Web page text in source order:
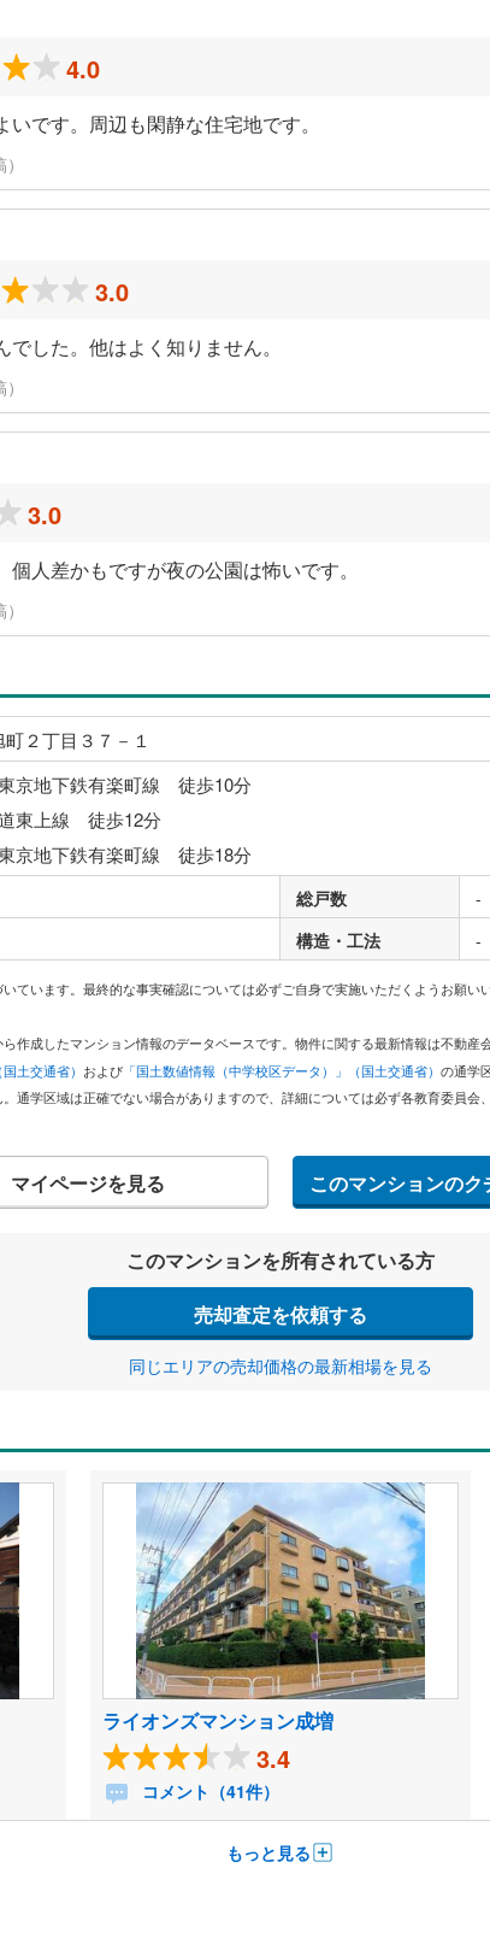
4.0
です。周辺も閑静な住宅地です。
3.0
した。他はよく知りません。
3.0
人差かもですが夜の公園は怖いです。
２丁目３７－１
京地下鉄有楽町線 徒歩10分
東上線 徒歩12分
京地下鉄有楽町線 徒歩18分
総戸数
-
構造・工法 -
ています。最終的な事実確認については必ずご自身で実施いただくようお願いい
作成したマンション情報のデータベースです。物件に関する最新情報は不動産
土交通省） および 「国土数値情報（中学校区データ）」（国土交通省） の通学
通学区域は正確でない場合がありますので、詳細については必ず各教育委員会
マイページを見る このマンションの
このマンションを所有されている方
売却査定を依頼する
同じエリアの売却価格の最新相場を見る
ライオンズマンション成増
3.4
コメント（41件）
もっと見る